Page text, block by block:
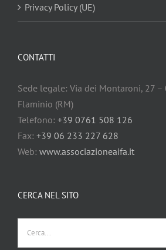
Privacy Policy (UE)
CONTATTI
Sede legale: Via dei Montaroni, 27
Flaminio (RM)
Telefono: +39 0761 508 126
Fax: +39 06 233 227 628
Web: www.associazioneaifa.it
CERCA NEL SITO